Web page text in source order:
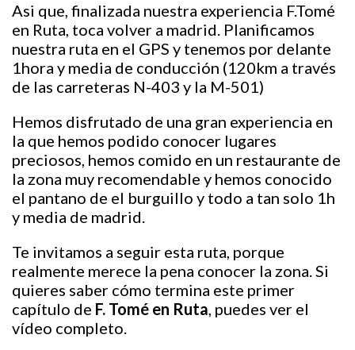
Asi que, finalizada nuestra experiencia F.Tomé
en Ruta, toca volver a madrid. Planificamos
nuestra ruta en el GPS y tenemos por delante
1hora y media de conducción (120km a través
de las carreteras N-403 y la M-501)
Hemos disfrutado de una gran experiencia en
la que hemos podido conocer lugares
preciosos, hemos comido en un restaurante de
la zona muy recomendable y hemos conocido
el pantano de el burguillo y todo a tan solo 1h
y media de madrid.
Te invitamos a seguir esta ruta, porque
realmente merece la pena conocer la zona. Si
quieres saber cómo termina este primer
capítulo de F. Tomé en Ruta, puedes ver el
vídeo completo.